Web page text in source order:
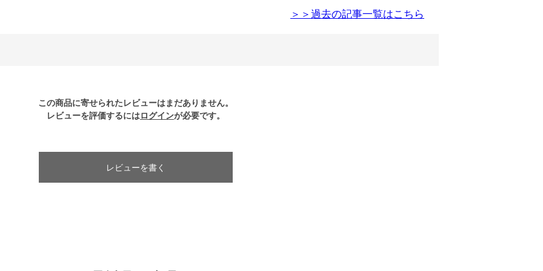
＞＞過去の記事一覧はこちら
この商品に寄せられたレビューはまだありません。
レビューを評価するにはログインが必要です。
レビューを書く